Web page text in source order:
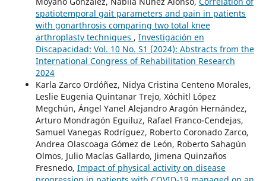
spatiotemporal gait parameters and pain in patients
with gonarthrosis comparing two total knee
arthroplasty techniques , Investigación en
Discapacidad: Vol. 10 No. S1 (2024): Abstracts from the
International Congress of Rehabilitation Research
2024
Karla Zarco Ordóñez, Nidya Cristina Centeno Morales,
Leslie Eugenia Quintanar Trejo, Xóchitl López
Megchún, Ángel Yanel Alejandro Aragón Hernández,
Arturo Mondragón Eguiluz, Rafael Franco-Cendejas,
Samuel Vanegas Rodríguez, Roberto Coronado Zarco,
Andrea Olascoaga Gómez de León, Roberto Sahagún
Olmos, Julio Macías Gallardo, Jimena Quinzaños
Fresnedo, Impact of physical activity on disease